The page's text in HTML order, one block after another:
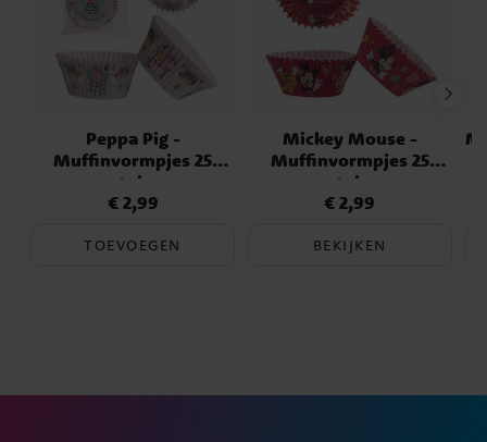
Peppa Pig -
Muffinvormpjes 25
stuks
Prijs :€ 2,99
€ 2,99
TOEVOEGEN
Mickey Mouse -
Muffinvormpjes 25
stuks
Prijs : € 2,99
€ 2,99
BEKIJKEN